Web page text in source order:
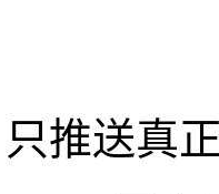
只推送真